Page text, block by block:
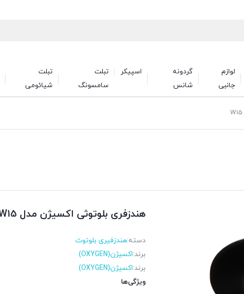
لوازم
جانبی
گردونه
شانس
اسپیکر
تبلت
سامسونگ
تبلت
شیائومی
هندزفری بلوتوثی اکسیژن مدل W15
دسته:هندزفیری بلوتوث
برند:اکسیژن(OXYGEN)
برند:اکسیژن(OXYGEN)
ویژگی‌ها